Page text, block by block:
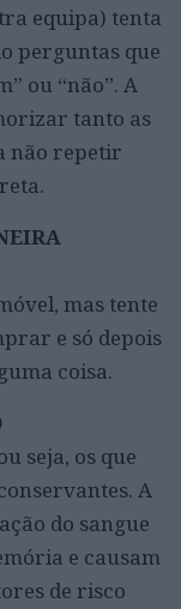
equipa) tenta
perguntas que
ou “não”. A
tanto as
não repetir
mas tente
e só depois
coisa.
seja, os que
A
do sangue
e causam
de risco